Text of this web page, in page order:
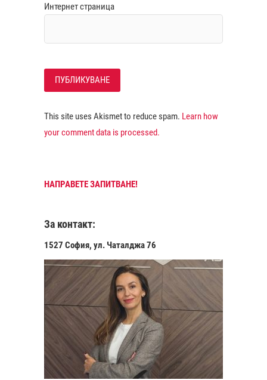
Интернет страница
This site uses Akismet to reduce spam. Learn how
your comment data is processed.
НАПРАВЕТЕ ЗАПИТВАНЕ!
За контакт:
1527 София, ул. Чаталджа 76